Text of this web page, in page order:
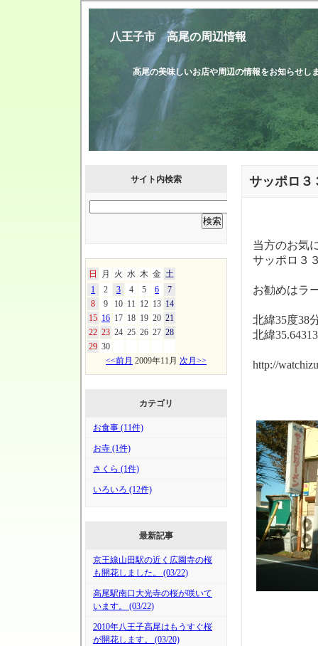
八王子市 高尾の周辺情報
高尾の美味しいお店や周辺の情報をお
サイト内検索
日 月 火 水 木 金 土
1
2 3 4 5 6
7
8
9 10 11 12 13 14
15 16 17 18 19 20 21
22 23 24 25 26 27 28
29 30
<<前月 2009年11月 次月>>
カテゴリ
お食事 (11件)
お寺 (1件)
さくら (1件)
いろいろ (12件)
最新記事
京王線山田駅の近く広園寺の桜
も開花しました。 (03/22)
高尾駅南口大光寺の桜が咲いて
います。 (03/22)
2010年八王子高尾はもうすぐ桜
が開花します。 (03/20)
サッポロ３
当方のお気
サッポロ３
お勧めはラ
北緯35度38
北緯
http://